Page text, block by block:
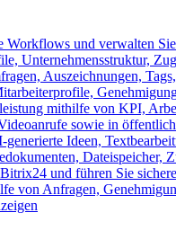
Workflows und verwalten Sie
Unternehmensstruktur,
Auszeichnungen,
mithilfe von KPI,
sowie in
Ideen,
Dateispeicher,
und führen Sie
von Anfragen,